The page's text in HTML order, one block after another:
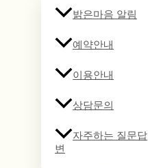
밝은마음 알림
예약안내
이용안내
상담문의
자주하는 질문답
변